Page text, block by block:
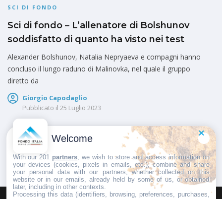
SCI DI FONDO
Sci di fondo – L’allenatore di Bolshunov
soddisfatto di quanto ha visto nei test
Alexander Bolshunov, Natalia Nepryaeva e compagni hanno
concluso il lungo raduno di Malinovka, nel quale il gruppo
diretto da
Giorgio Capodaglio
Pubblicato il 25 Luglio 2023
Welcome
With our 201 partners , we wish to store and access information on
your devices (cookies, pixels in emails, etc.), combine and share
your personal data with our partners, whether collected on this
website or in our emails, already held by some of us, or obtained
later, including in other contexts.
Processing this data (identifiers, browsing, preferences, purchases,